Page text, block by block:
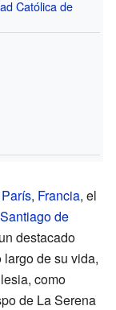
Católica de
París, Francia, el
Santiago de
destacado
largo de su vida,
como
de La Serena